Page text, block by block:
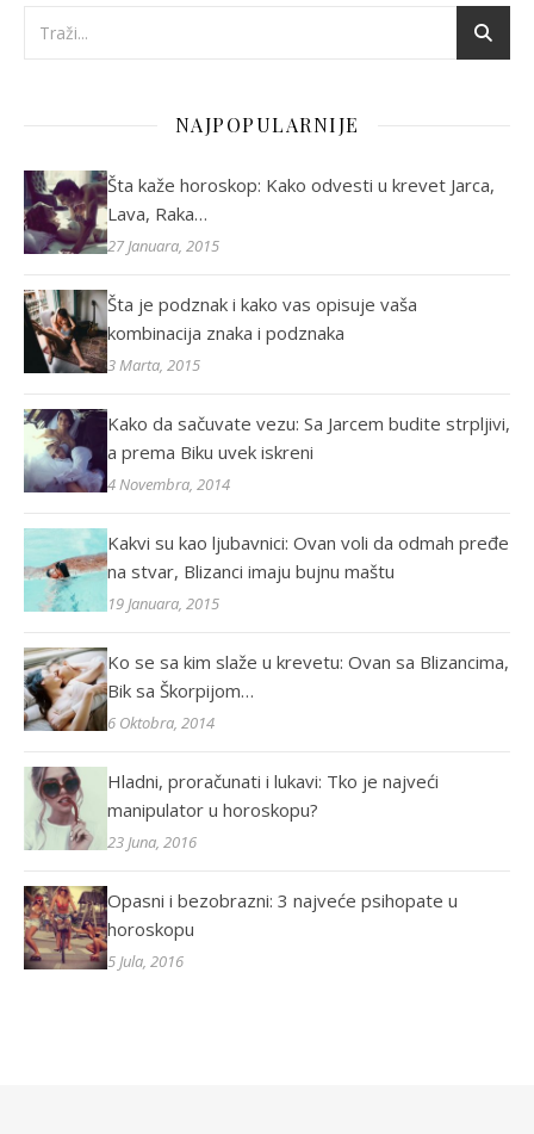
NAJPOPULARNIJE
Šta kaže horoskop: Kako odvesti u krevet Jarca,
Lava, Raka…
27 Januara, 2015
Šta je podznak i kako vas opisuje vaša
kombinacija znaka i podznaka
3 Marta, 2015
Kako da sačuvate vezu: Sa Jarcem budite strpljivi,
a prema Biku uvek iskreni
4 Novembra, 2014
Kakvi su kao ljubavnici: Ovan voli da odmah pređe
na stvar, Blizanci imaju bujnu maštu
19 Januara, 2015
Ko se sa kim slaže u krevetu: Ovan sa Blizancima,
Bik sa Škorpijom…
6 Oktobra, 2014
Hladni, proračunati i lukavi: Tko je najveći
manipulator u horoskopu?
23 Juna, 2016
Opasni i bezobrazni: 3 najveće psihopate u
horoskopu
5 Jula, 2016